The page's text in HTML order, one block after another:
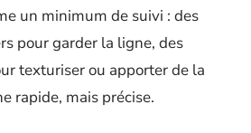
un minimum de suivi : des
pour garder la ligne, des
texturiser ou apporter de la
rapide, mais précise.